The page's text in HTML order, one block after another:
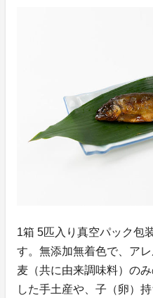
1箱 5匹入り真空パック包
す。無添加無着色で、ア
麦（共に由来調味料）の
した手土産や、子（卵）